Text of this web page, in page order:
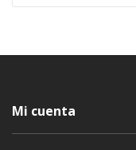
Mi cuenta